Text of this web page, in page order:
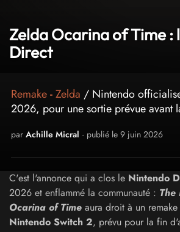
Zelda Ocarina of Time :
Direct
Remake-Zelda / Nintendo
2026, pour une sortie prévue avant
par Achille Micral · publié le 9 juin 2026
C'est l'annonce qui a clos le Nintendo
2026 et enflammé la communauté : The
Ocarina of Time aura droit à un
Nintendo Switch 2, prévu pour la fin